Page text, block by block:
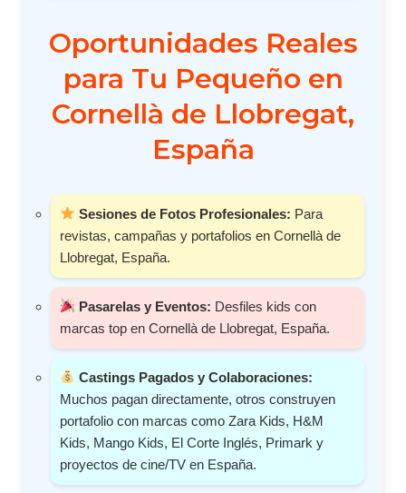
Oportunidades Reales
para Tu Pequeño en
Cornellà de Llobregat,
España
Sesiones de Fotos Profesionales: Para
revistas, campañas y portafolios en Cornellà de
Llobregat, España.
Pasarelas y Eventos: Desfiles kids con
marcas top en Cornellà de Llobregat, España.
Castings Pagados y Colaboraciones:
Muchos pagan directamente, otros construyen
portafolio con marcas como Zara Kids, H&M
Kids, Mango Kids, El Corte Inglés, Primark y
proyectos de cine/TV en España.